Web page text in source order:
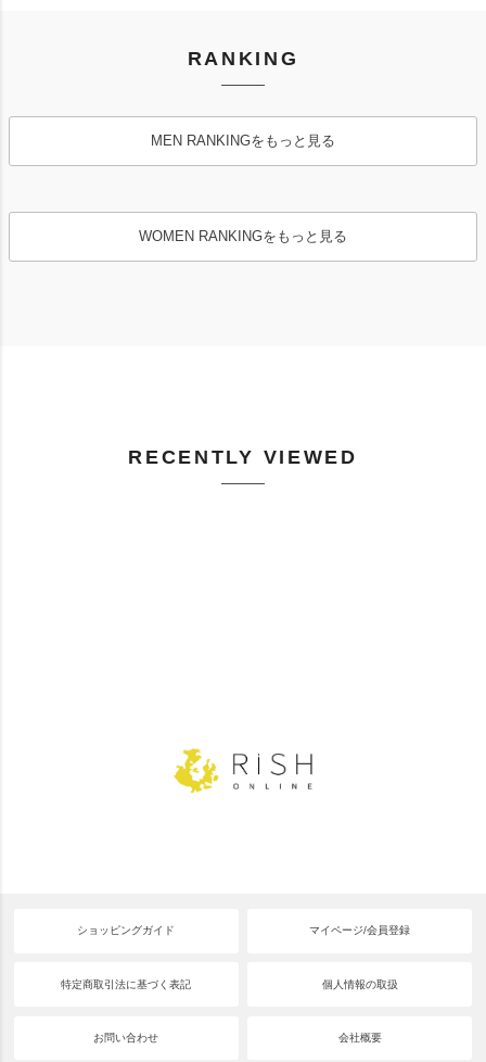
RANKING
MEN RANKINGをもっと見る
WOMEN RANKINGをもっと見る
RECENTLY VIEWED
ショッピングガイド マイページ/会員登録
特定商取引法に基づく表記 個人情報の取扱
お問い合わせ 会社概要